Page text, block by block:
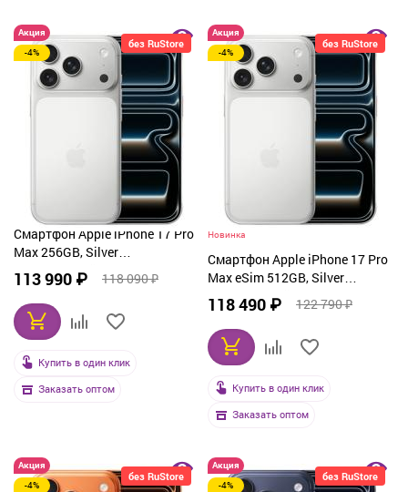
без RuStore
Акция
-4%
Смартфон Apple iPhone 17 Pro
Max 256GB, Silver
(серебристый)
113 990 ₽ 118 090 ₽
Купить в один клик
Заказать оптом
без RuStore
Акция
-4%
Новинка
Смартфон Apple iPhone 17 Pro
Max eSim 512GB, Silver
(серебристый)
118 490 ₽ 122 790 ₽
Купить в один клик
Заказать оптом
без RuStore
Акция
-4%
без RuStore
Акция
-4%